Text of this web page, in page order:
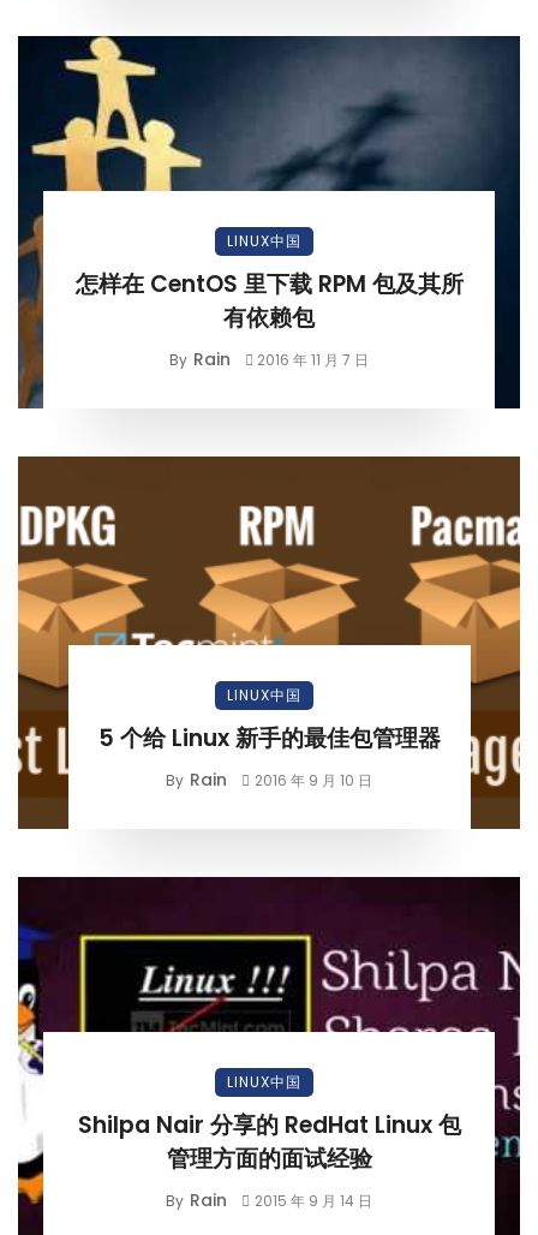
LINUX中国
怎样在 CentOS 里下载 RPM 包及其所
有依赖包
By Rain 2016 年 11 月 7 日
LINUX中国
5 个给 Linux 新手的最佳包管理器
By Rain 2016 年 9 月 10 日
LINUX中国
Shilpa Nair 分享的 RedHat Linux 包
管理方面的面试经验
By Rain 2015 年 9 月 14 日